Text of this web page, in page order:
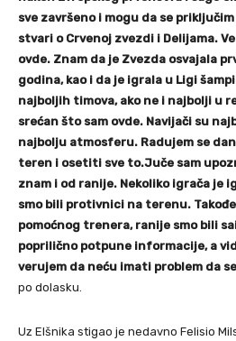
sve završeno i mogu da se
stvari o Crvenoj zvezdi i Delijama.
ovde. Znam da je Zvezda osvajala
godina, kao i da je igrala u Ligi
najboljih timova, ako ne i najbolji u
srećan što sam ovde. Navijači su
najbolju atmosferu. Radujem se
teren i osetiti sve to.Juče sam
znam i od ranije. Nekoliko igrača je
smo bili protivnici na terenu.
pomoćnog trenera, ranije smo bili
poprilično potpune informacije, a
verujem da neću imati problem da
po dolasku.
Uz Elšnika stigao je nedavno Felisio